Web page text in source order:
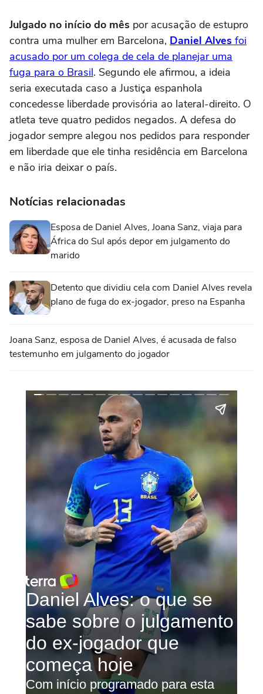
Julgado no início do mês por acusação de estupro
contra uma mulher em Barcelona, Daniel Alves foi
acusado por um colega de cela de planejar uma
fuga para o Brasil. Segundo ele afirmou, a ideia
seria executada caso a Justiça espanhola
concedesse liberdade provisória ao lateral-direito. O
atleta teve quatro pedidos negados. A defesa do
jogador sempre alegou nos pedidos para responder
em liberdade que ele tinha residência em Barcelona
e não iria deixar o país.
Notícias relacionadas
Esposa de Daniel Alves, Joana Sanz, viaja para
África do Sul após depor em julgamento do
marido
Detento que dividiu cela com Daniel Alves revela
plano de fuga do ex-jogador, preso na Espanha
Joana Sanz, esposa de Daniel Alves, é acusada de falso
testemunho em julgamento do jogador